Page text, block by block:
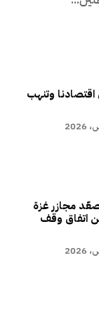
اقتصادنا وتنهب
مجازر غزة
من اتفاق وقف